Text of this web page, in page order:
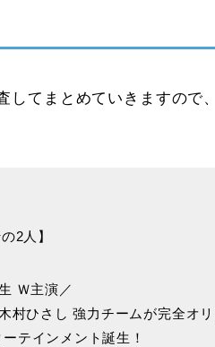
してまとめていきますので
2人】
Ｗ主演／
村ひさし 強力チームが完全オ
テインメント誕生！